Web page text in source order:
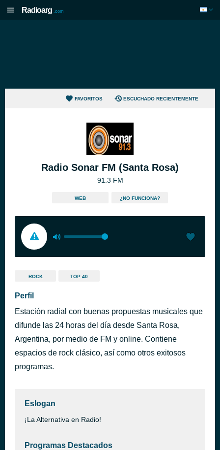
Radioarg .com
FAVORITOS ESCUCHADO RECIENTEMENTE
Radio Sonar FM (Santa Rosa)
91.3 FM
WEB ¿NO FUNCIONA?
ROCK TOP 40
Perfil
Estación radial con buenas propuestas musicales que
difunde las 24 horas del día desde Santa Rosa,
Argentina, por medio de FM y online. Contiene
espacios de rock clásico, así como otros exitosos
programas.
Eslogan
¡La Alternativa en Radio!
Programas Destacados